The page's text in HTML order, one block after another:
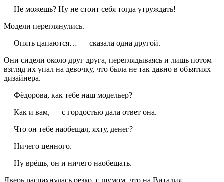
— Не можешь? Ну не стоит себя тогда утруждать!
Модели переглянулись.
— Опять цапаются… — сказала одна другой.
Они сидели около друг друга, переглядываясь и лишь потом
взгляд их упал на девочку, что была не так давно в объятиях
дизайнера.
— Фёдорова, как тебе наш модельер?
— Как и вам, — с гордостью дала ответ она.
— Что он тебе наобещал, яхту, денег?
— Ничего ценного.
— Ну врёшь, он и ничего наобещать.
Дверь распахнулась резко, с шумом, что на Виталия